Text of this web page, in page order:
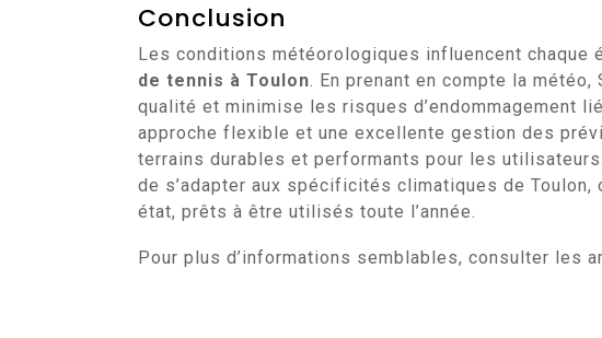
Conclusion
Les conditions météorologiques influencent chaque
de tennis à Toulon. En prenant en compte la
qualité et minimise les risques d’endommagement
approche flexible et une excellente gestion des
terrains durables et performants pour les
de s’adapter aux spécificités climatiques de
état, prêts à être utilisés toute l’année.
Pour plus d’informations semblables, consulter les